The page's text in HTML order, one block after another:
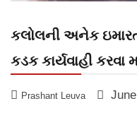
કલોલની અનેક
કડક કાર્યવાહી કરવા
Prashant Leuva